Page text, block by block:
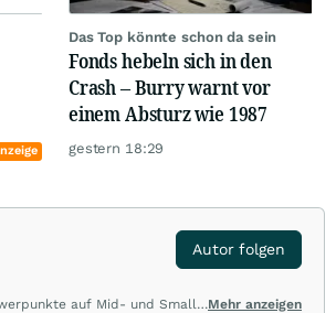
Das Top könnte schon da sein
Fonds hebeln sich in den
Crash – Burry warnt vor
einem Absturz wie 1987
gestern 18:29
Autor folgen
Mehr anzeigen
auf Mid- und Small